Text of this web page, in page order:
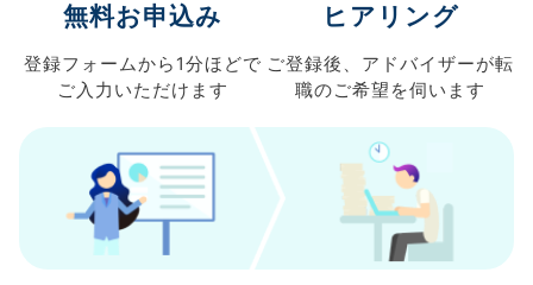
無料お申込み
登録フォームから 1分ほどで
ご入力 いただけます
ヒアリング
ご登録後、 アドバイザーが転
職のご希望を伺います